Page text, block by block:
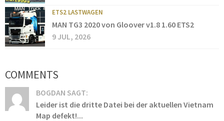
ETS2 LASTWAGEN
MAN TG3 2020 von Gloover v1.8 1.60 ETS2
9 JUL, 2026
COMMENTS
BOGDAN SAGT:
Leider ist die dritte Datei bei der aktuellen Vietnam
Map defekt!...